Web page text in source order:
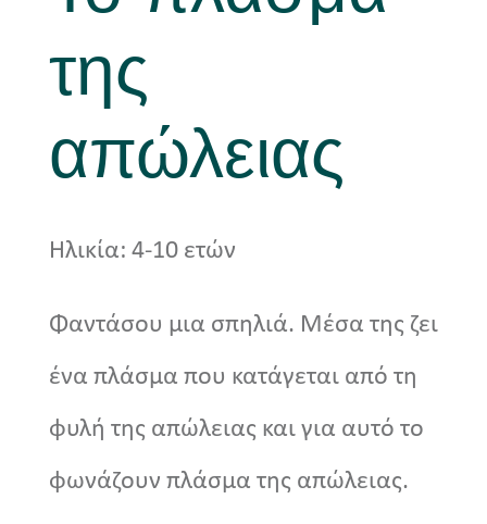
της
απώλειας
Ηλικία: 4-10 ετών
Φαντάσου μια σπηλιά. Μέσα της ζει
ένα πλάσμα που κατάγεται από τη
φυλή της απώλειας και για αυτό το
φωνάζουν πλάσμα της απώλειας.